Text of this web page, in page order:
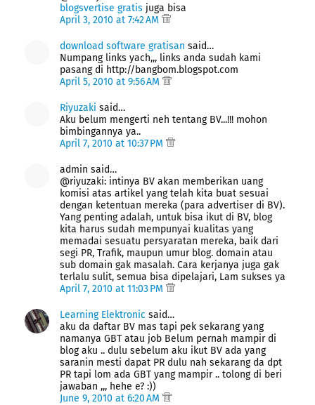
blogsvertise gratis juga bisa
April 3, 2010 at 7:42 AM
download software gratisan said…
Numpang links yach,,, links anda sudah kami
pasang di http://bangbom.blogspot.com
April 5, 2010 at 9:56 AM
Riyuzaki said…
Aku belum mengerti neh tentang BV...!!! mohon
bimbingannya ya..
April 7, 2010 at 10:37 PM
admin said…
@riyuzaki: intinya BV akan memberikan uang
komisi atas artikel yang telah kita buat sesuai
dengan ketentuan mereka (para advertiser di BV).
Yang penting adalah, untuk bisa ikut di BV, blog
kita harus sudah mempunyai kualitas yang
memadai sesuatu persyaratan mereka, baik dari
segi PR, Trafik, maupun umur blog. domain atau
sub domain gak masalah. Cara kerjanya juga gak
terlalu sulit, semua bisa dipelajari, Lam sukses ya
April 7, 2010 at 11:03 PM
Learning Elektronic said…
aku da daftar BV mas tapi pek sekarang yang
namanya GBT atau job Belum pernah mampir di
blog aku .. dulu sebelum aku ikut BV ada yang
saranin mesti dapat PR dulu nah sekarang da dpt
PR tapi lom ada GBT yang mampir .. tolong di beri
jawaban ,,, hehe e? :))
June 9, 2010 at 6:20 AM